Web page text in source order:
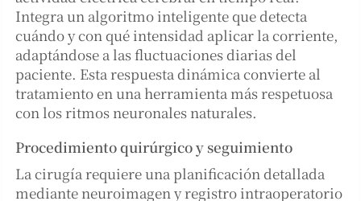
Integra un algoritmo inteligente que detecta
cuándo y con qué intensidad aplicar la corriente,
adaptándose a las fluctuaciones diarias del
paciente. Esta respuesta dinámica convierte al
tratamiento en una herramienta más respetuosa
con los ritmos neuronales naturales.
Procedimiento quirúrgico y seguimiento
La cirugía requiere una planificación detallada
mediante neuroimagen y registro intraoperatorio